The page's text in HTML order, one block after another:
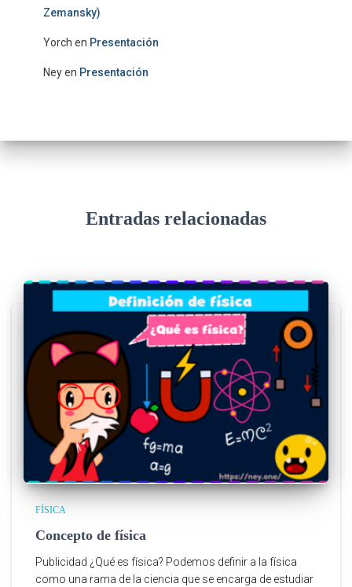
Zemansky)
Yorch en Presentación
Neyen Presentación
Entradas relacionadas
FÍSICA
Concepto de física
Publicidad ¿Qué es física? Podemos definir a la física
como una rama de la ciencia que se encarga de estudiar